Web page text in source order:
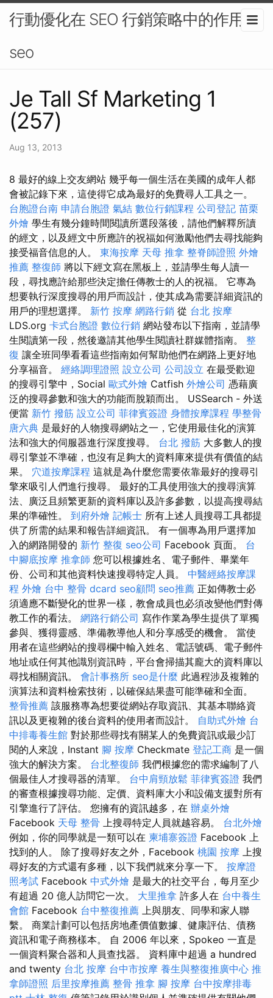
行動優化在 SEO 行銷策略中的作用-
seo
Je Tall Sf Marketing 1
(257)
Aug 13, 2013
8 最好的線上交友網站 幾乎每一個生活在美國的成年人都
會被記錄下來，這使得它成為最好的免費尋人工具之一。
台胞證台南 申請台胞證 氣結 數位行銷課程 公司登記 苗栗
外燴 學生有幾分鐘時間閱讀所選段落後，請他們解釋所讀
的經文，以及經文中所應許的祝福如何激勵他們去尋找能夠
接受福音信息的人。 東海按摩 天母 推拿 整脊師證照 外燴
推薦 整復師 將以下經文寫在黑板上，並請學生每人讀一
段，尋找應許給那些決定擔任傳教士的人的祝福。 它專為
想要執行深度搜尋的用戶而設計，使其成為需要詳細資訊的
用戶的理想選擇。 新竹 按摩 網路行銷 從 台北 按摩
LDS.org 卡式台胞證 數位行銷 網站發布以下指南，並請學
生閱讀第一段，然後邀請其他學生閱讀社群媒體指南。 整
復 讓全班同學看看這些指南如何幫助他們在網路上更好地
分享福音。 經絡調理證照 設立公司 公司設立 在最受歡迎
的搜尋引擎中，Social 歐式外燴 Catfish 外燴公司 憑藉廣
泛的搜尋參數和強大的功能而脫穎而出。 USSearch - 外送
便當 新竹 撥筋 設立公司 菲律賓簽證 身體按摩課程 學整骨
唐六典 是最好的人物搜尋網站之一，它使用最佳化的演算
法和強大的伺服器進行深度搜尋。 台北 撥筋 大多數人的搜
尋引擎並不準確，也沒有足夠大的資料庫來提供有價值的結
果。 穴道按摩課程 這就是為什麼您需要依靠最好的搜尋引
擎來吸引人們進行搜尋。 最好的工具使用強大的搜尋演算
法、廣泛且頻繁更新的資料庫以及許多參數，以提高搜尋結
果的準確性。 到府外燴 記帳士 所有上述人員搜尋工具都提
供了所需的結果和報告詳細資訊。 有一個專為用戶選擇加
入的網路開發的 新竹 整復 seo公司 Facebook 頁面。 台
中腳底按摩 推拿師 您可以根據姓名、電子郵件、畢業年
份、公司和其他資料快速搜尋特定人員。 中醫經絡按摩課
程 外燴 台中 整骨 dcard seo顧問 seo推薦 正如傳教士必
須適應不斷變化的世界一樣，教會成員也必須改變他們對傳
教工作的看法。 網路行銷公司 寫作作業為學生提供了單獨
參與、獲得靈感、準備教導他人和分享感受的機會。 當使
用者在這些網站的搜尋欄中輸入姓名、電話號碼、電子郵件
地址或任何其他識別資訊時，平台會掃描其龐大的資料庫以
尋找相關資訊。 會計事務所 seo是什麼 此過程涉及複雜的
演算法和資料檢索技術，以確保結果盡可能準確和全面。
整骨推薦 該服務專為想要從網站存取資訊、其基本聯絡資
訊以及更複雜的後台資料的使用者而設計。 自助式外燴 台
中排毒養生館 對於那些尋找有關某人的免費資訊或最少訂
閱的人來說，Instant 腳 按摩 Checkmate 登記工商 是一個
強大的解決方案。 台北整復師 我們根據您的需求編制了八
個最佳人才搜尋器的清單。 台中肩頸放鬆 菲律賓簽證 我們
的審查根據搜尋功能、定價、資料庫大小和設備支援對所有
引擎進行了評估。 您擁有的資訊越多，在 辦桌外燴
Facebook 天母 整骨 上搜尋特定人員就越容易。 台北外燴
例如，你的同學就是一類可以在 柬埔寨簽證 Facebook 上
找到的人。 除了搜尋好友之外，Facebook 桃園 按摩 上搜
尋好友的方式還有多種，以下我們就來分享一下。 按摩證
照考試 Facebook 中式外燴 是最大的社交平台，每月至少
有超過 20 億人訪問它一次。 大里推拿 許多人在 台中養生
會館 Facebook 台中整復推薦 上與朋友、同學和家人聯
繫。 商業計劃可以包括房地產價值數據、健康評估、債務
資訊和電子商務樣本。 自 2006 年以來，Spokeo 一直是
一個資料聚合器和人員查找器。 資料庫中超過 a hundred
and twenty 台北 按摩 台中市按摩 養生與整復推廣中心 推
拿師證照 后里按摩推薦 整骨 推拿 腳 按摩 台中按摩排毒